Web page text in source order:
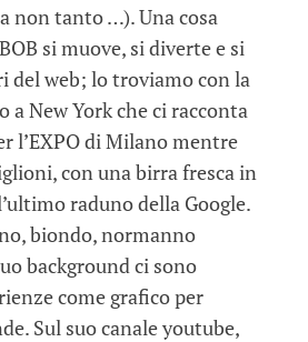
non tanto …). Una cosa
si muove, si diverte e si
del web; lo troviamo con la
a New York che ci racconta
l’EXPO di Milano mentre
con una birra fresca in
raduno della Google.
biondo, normanno
background ci sono
come grafico per
Sul suo canale youtube,